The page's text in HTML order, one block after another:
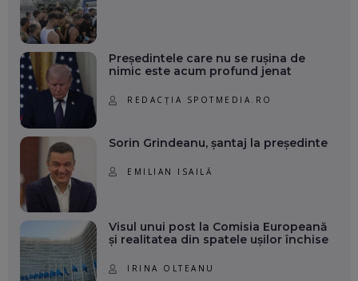
Președintele care nu se rușina de
nimic este acum profund jenat
REDACȚIA SPOTMEDIA.RO
Sorin Grindeanu, șantaj la președinte
EMILIAN ISAILĂ
Visul unui post la Comisia Europeană
și realitatea din spatele ușilor închise
IRINA OLTEANU